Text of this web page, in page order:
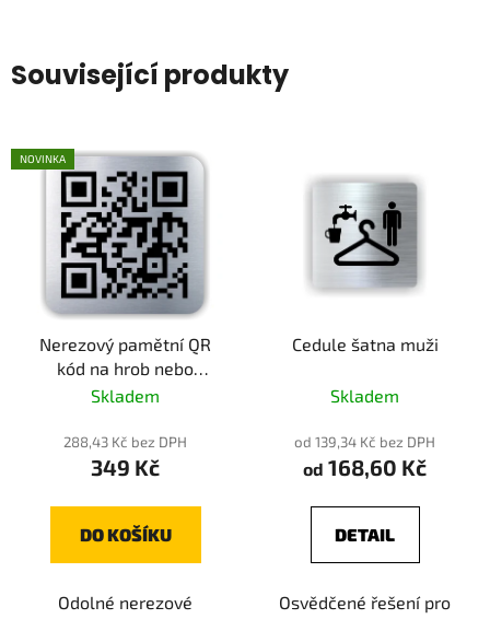
Související produkty
NOVINKA
Nerezový pamětní QR
kód na hrob nebo
pamětní místo
Skladem
288,43 Kč bez DPH
349 Kč
DO KOŠÍKU
Odolné nerezové
Cedule šatna muži
Skladem
od 139,34 Kč bez DPH
od 168,60 Kč
DETAIL
Osvědčené řešení pro